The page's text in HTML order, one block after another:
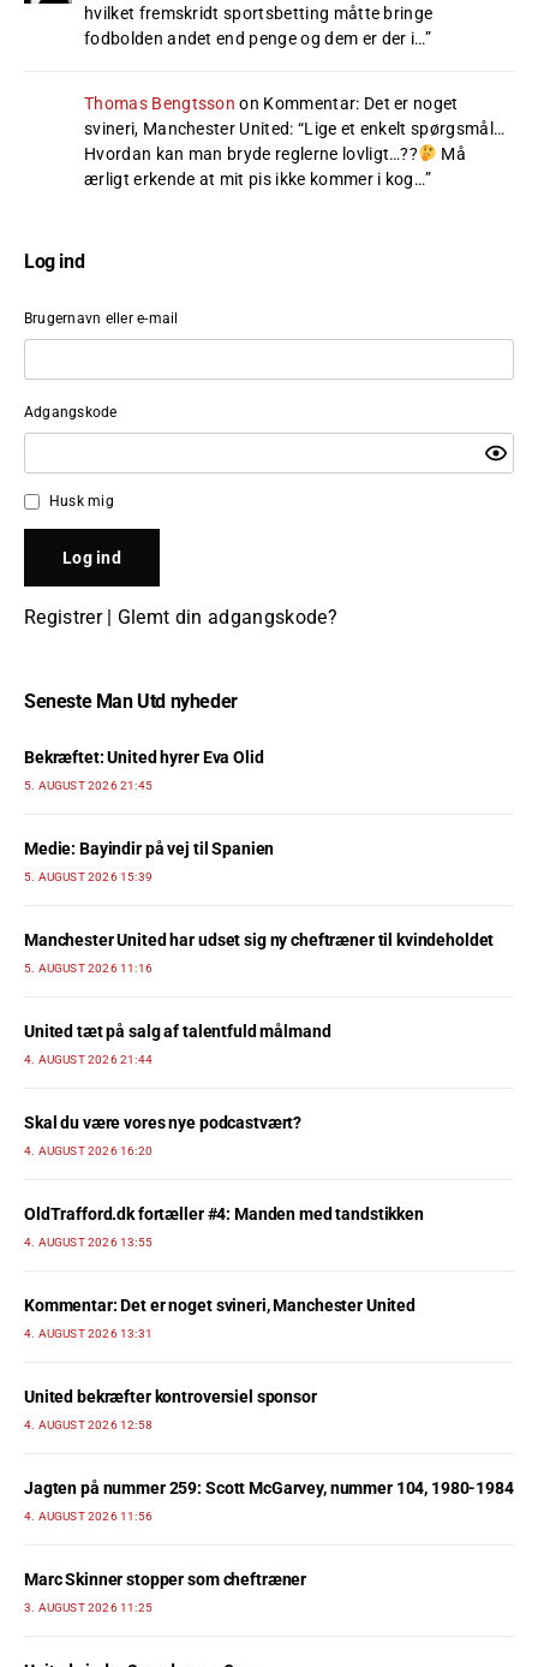
hvilket fremskridt sportsbetting måtte bringe
fodbolden andet end penge og dem er der i…”
Thomas Bengtsson on Kommentar: Det er noget
svineri, Manchester United: “Lige et enkelt spørgsmål…
Hvordan kan man bryde reglerne lovligt…??
Må
ærligt erkende at mit pis ikke kommer i kog…”
Log ind
Brugernavn eller e-mail
Adgangskode
Husk mig
Registrer| Glemt din adgangskode?
Seneste Man Utd nyheder
Bekræftet: United hyrer Eva Olid
5. AUGUST 2026 21:45
Medie: Bayindir på vej til Spanien
5. AUGUST 2026 15:39
Manchester United har udset sig ny cheftræner til kvindeholdet
5. AUGUST 2026 11:16
United tæt på salg af talentfuld målmand
4. AUGUST 2026 21:44
Skal du være vores nye podcastvært?
4. AUGUST 2026 16:20
OldTrafford.dk fortæller #4: Manden med tandstikken
4. AUGUST 2026 13:55
Kommentar: Det er noget svineri, Manchester United
4. AUGUST 2026 13:31
United bekræfter kontroversiel sponsor
4. AUGUST 2026 12:58
Jagten på nummer 259: Scott McGarvey, nummer 104, 1980-1984
4. AUGUST 2026 11:56
Marc Skinner stopper som cheftræner
3. AUGUST 2026 11:25